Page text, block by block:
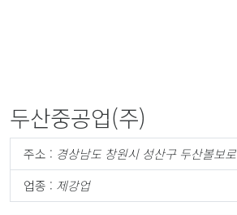
두산중공업(주)
주소 : 경상남도 창원시 성산구 두산볼보로
업종 : 제강업